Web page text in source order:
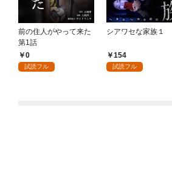
前の住人がやって来た
第1話
0
試読フル
シアワセな家族１
154
試読フル